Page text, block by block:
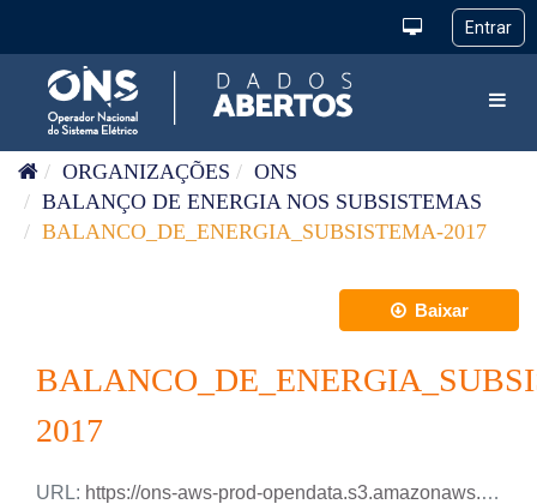
ORGANIZAÇÕES
ONS
BALANÇO DE ENERGIA NOS SUBSISTEMAS
BALANCO_DE_ENERGIA_SUBSISTEMA-2017
Baixar
2017
URL: https://ons-aws-prod-opendata.s3.amazonaws.com/dataset/balanco_energia_subsistema_ho/BALANCO_ENERGIA_SUBSISTEMA_2017.csv